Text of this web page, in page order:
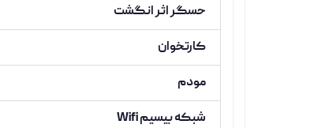
حسگر اثر انگشت
کارتخوان
مودم
شبکه بیسیم Wifi